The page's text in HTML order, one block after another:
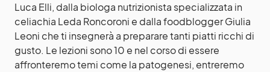
Luca Elli, dalla biologa nutrizionista specializzata in
celiachia Leda Roncoroni e dalla foodblogger Giulia
Leoni che ti insegnerà a preparare tanti piatti ricchi di
gusto. Le lezioni sono 10 e nel corso di essere
affronteremo temi come la patogenesi, entreremo